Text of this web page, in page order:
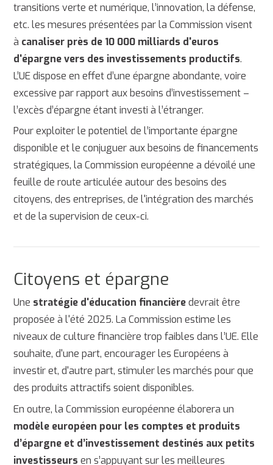
transitions verte et numérique, l’innovation, la défense,
etc. les mesures présentées par la Commission visent
à canaliser près de 10 000 milliards d'euros
d'épargne vers des investissements productifs.
L’UE dispose en effet d’une épargne abondante, voire
excessive par rapport aux besoins d’investissement –
l’excès d’épargne étant investi à l’étranger.
Pour exploiter le potentiel de l’importante épargne
disponible et le conjuguer aux besoins de financements
stratégiques, la Commission européenne a dévoilé une
feuille de route articulée autour des besoins des
citoyens, des entreprises, de l'intégration des marchés
et de la supervision de ceux-ci.
Citoyens et épargne
Une stratégie d'éducation financièredevrait être
proposée à l'été 2025. La Commission estime les
niveaux de culture financière trop faibles dans l’UE. Elle
souhaite, d'une part, encourager les Européens à
investir et, d'autre part, stimuler les marchés pour que
des produits attractifs soient disponibles.
En outre, la Commission européenne élaborera un
modèle européen pour les comptes et produits
d’épargne et d’investissement destinés aux petits
investisseurs en s’appuyant sur les meilleures